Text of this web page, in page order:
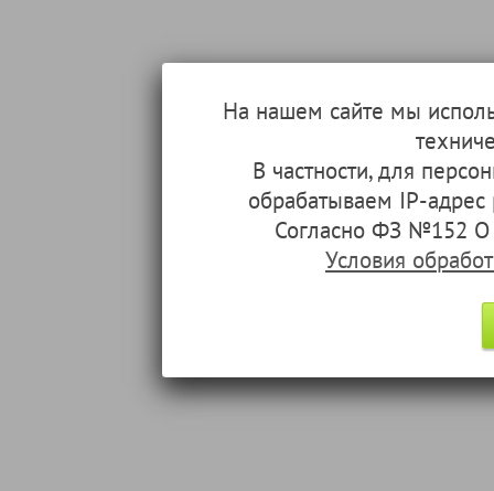
На нашем сайте мы
В частности, для
обрабатываем IP-
Согласно ФЗ №152 О
Условия